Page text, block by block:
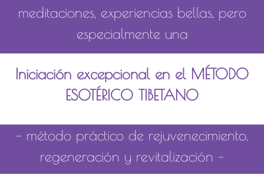
meditaciones, experiencias bellas, pero
especialmente una
Iniciación excepcional en el MÉTODO
ESOTÉRICO TIBETANO
– método práctico de rejuvenecimiento,
regeneración y revitalización –